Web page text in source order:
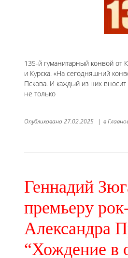
135-й гуманитарный конвой от
и Курска. «На сегодняшний
Пскова. И каждый из них
не только
Опубликовано 27.02.2025 | в
Геннадий
премьеру
Александра
“Хождение в